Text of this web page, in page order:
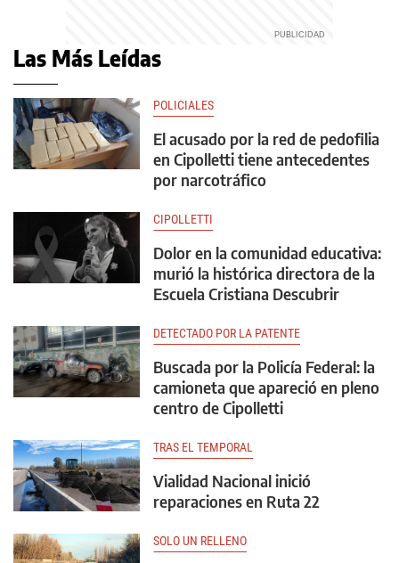
Las Más Leídas
POLICIALES
El acusado por la red de pedofilia
en Cipolletti tiene antecedentes
por narcotráfico
CIPOLLETTI
Dolor en la comunidad educativa:
murió la histórica directora de la
Escuela Cristiana Descubrir
DETECTADO POR LA PATENTE
Buscada por la Policía Federal: la
camioneta que apareció en pleno
centro de Cipolletti
TRAS EL TEMPORAL
Vialidad Nacional inició
reparaciones en Ruta 22
SOLO UN RELLENO